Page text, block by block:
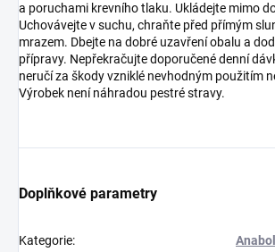
a poruchami krevního tlaku. Ukládejte mimo
Uchovávejte v suchu, chraňte před přímým
mrazem. Dbejte na dobré uzavření obalu a
přípravy. Nepřekračujte doporučené denní
neručí za škody vzniklé nevhodným použitím
Výrobek není náhradou pestré stravy.
Doplňkové parametry
Kategorie: